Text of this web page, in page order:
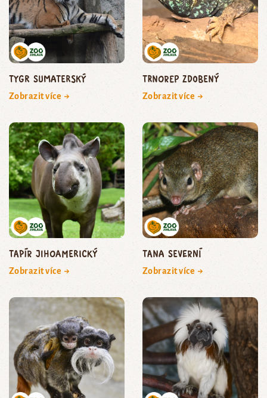
tygr sumaterský
Zobrazit více →
trnorep zdobený
Zobrazit více →
tapír jihoamerický
Zobrazit více →
tana severní
Zobrazit více →